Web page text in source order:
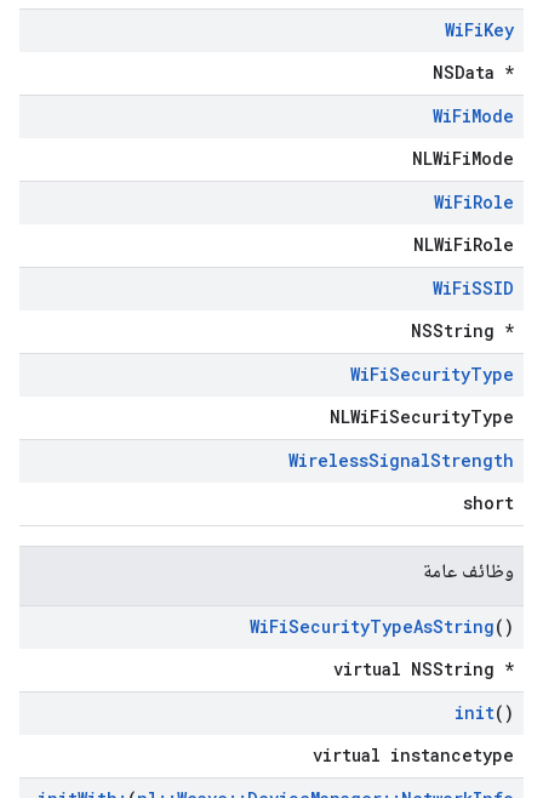
WiFiKey
NSData *
WiFiMode
NLWiFiMode
WiFiRole
NLWiFiRole
WiFiSSID
NSString *
WiFiSecurityType
NLWiFiSecurityType
WirelessSignalStrength
short
وظائف عامة
WiFiSecurityTypeAsString()
virtual NSString *
init()
virtual instancetype